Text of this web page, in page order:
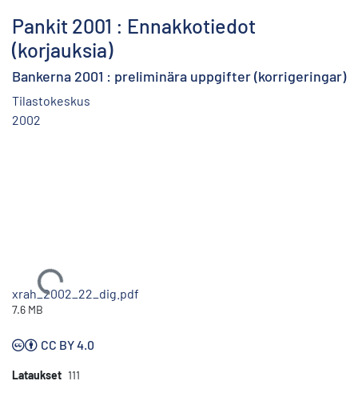
Pankit 2001 : Ennakkotiedot
(korjauksia)
Bankerna 2001 : preliminära uppgifter (korrigeringar)
Tilastokeskus
2002
Ladataan...
xrah_2002_22_dig.pdf
7.6 MB
CC BY 4.0
Lataukset 111